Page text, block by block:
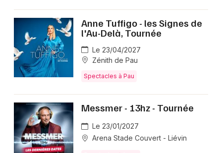
Anne Tuffigo - les Signes de
l'Au-Delà, Tournée
Le 23/04/2027
Zénith de Pau
Spectacles à Pau
Messmer - 13hz - Tournée
Le 23/01/2027
Arena Stade Couvert - Liévin